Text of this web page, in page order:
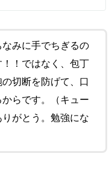
みに手でちぎるの
！ではなく、包丁
切断を防げて、口
らです。（キュー
がとう。勉強にな